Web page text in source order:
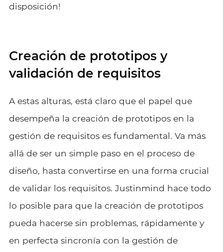
disposición!
Creación de prototipos y
validación de requisitos
A estas alturas, está claro que el papel que
desempeña la creación de prototipos en la
gestión de requisitos es fundamental. Va más
allá de ser un simple paso en el proceso de
diseño, hasta convertirse en una forma crucial
de validar los requisitos. Justinmind hace todo
lo posible para que la creación de prototipos
pueda hacerse sin problemas, rápidamente y
en perfecta sincronía con la gestión de